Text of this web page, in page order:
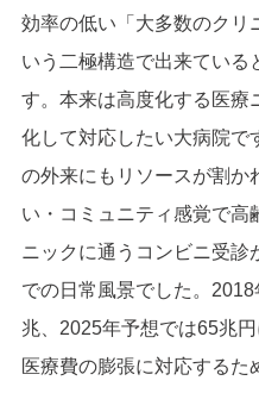
効率の低い「大多数のクリ
いう二極構造で出来ている
す。本来は高度化する医療
化して対応したい大病院で
の外来にもリソースが割か
い・コミュニティ感覚で高
ニックに通うコンビニ受診
での日常風景でした。2018
兆、2025年予想では65兆
医療費の膨張に対応するた